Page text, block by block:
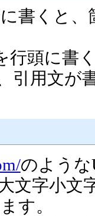
書くと
行頭に書
引用文が
のよう
文字小文
す。